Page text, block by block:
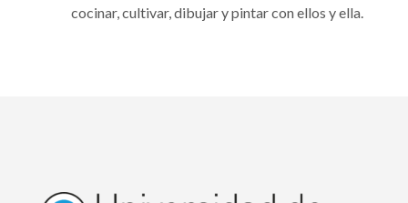
cocinar, cultivar, dibujar y pintar con ellos y ella.